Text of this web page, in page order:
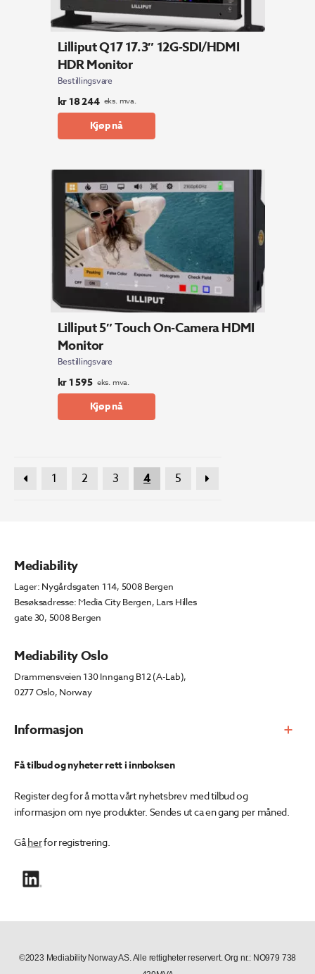
Lilliput Q17 17.3″ 12G-SDI/HDMI
HDR Monitor
Bestillingsvare
kr18 244 eks. mva.
Kjøp nå
Lilliput 5″ Touch On-Camera HDMI
Monitor
Bestillingsvare
kr1 595 eks. mva.
Kjøp nå
1 2 3 4 5
Informasjon
Mediability
Lager: Nygårdsgaten 114, 5008 Bergen
Besøksadresse: Media City Bergen, Lars Hilles
gate 30, 5008 Bergen
Mediability Oslo
Drammensveien 130 Inngang B12 (A-Lab),
0277 Oslo, Norway
Få tilbud og nyheter rett i innboksen
Register deg for å motta vårt nyhetsbrev med tilbud og
informasjon om nye produkter. Sendes ut ca en gang per måned.
Gåherfor registrering.
©2023 Mediability Norway AS. Alle rettigheter reservert. Org nr.: NO979 738